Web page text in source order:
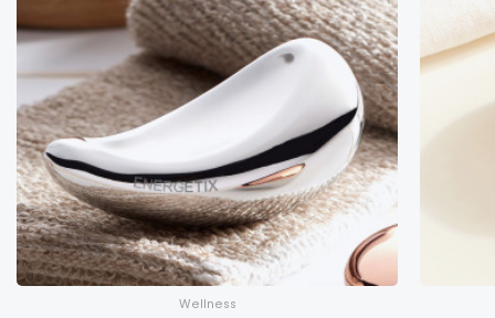
Wellness